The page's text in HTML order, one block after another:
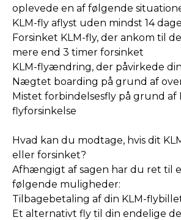
oplevede en af følgende
KLM-fly aflyst uden mindst 14
Forsinket KLM-fly, der ankom til
mere end 3 timer forsinket
KLM-flyændring, der påvirkede
Nægtet boarding på grund af
Mistet forbindelsesfly på grund af
flyforsinkelse
Hvad kan du modtage, hvis dit
eller forsinket?
Afhængigt af sagen har du ret til
følgende muligheder:
Tilbagebetaling af din KLM-
Et alternativt fly til din endelige